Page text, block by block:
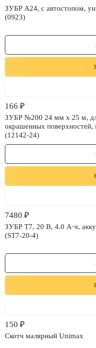
ЗУБР А24, с автостопом, универсальный нож, Профессионал
(0923)
166 ₽
ЗУБР №200 24 мм х 25 м, для деликатных и недавно
окрашенных поверхностей,
(12142-24)
7480 ₽
ЗУБР T7, 20 В, 4.0 А·ч, аккумуляторная батарея, Профессионал
(ST7-20-4)
150 ₽
Скотч малярный Unimax